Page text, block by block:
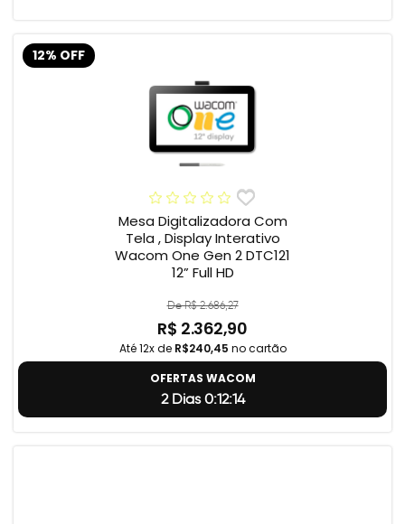
12% OFF
Mesa Digitalizadora Com
Tela , Display Interativo
Wacom One Gen 2 DTC121
12” Full HD
De R$ 2.686,27
R$ 2.362,90
Até 12x de R$240,45 no cartão
OFERTAS WACOM
2 Dias 0:12:14